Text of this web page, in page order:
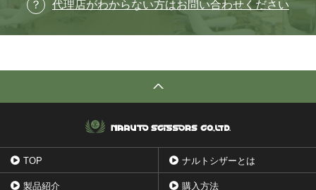
代理店がわからない方はお問い合わせください
TOP ナルトシザーとは
製品紹介 購入方法